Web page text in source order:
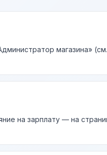
магазина»
на зарплату — на